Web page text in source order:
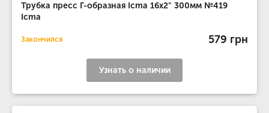
Трубка пресс Г-образная Icma 16х2" 300мм №419
Icma
Закончился 579 грн
Узнать о наличии